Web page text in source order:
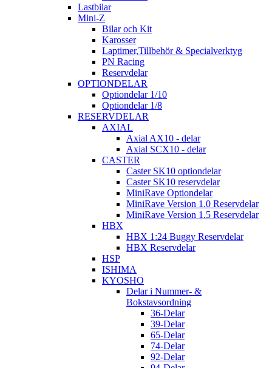
Lastbilar
Mini-Z
Bilar och Kit
Karosser
Laptimer,Tillbehör & Specialverktyg
PN Racing
Reservdelar
OPTIONDELAR
Optiondelar 1/10
Optiondelar 1/8
RESERVDELAR
AXIAL
Axial AX10 - delar
Axial SCX10 - delar
CASTER
Caster SK10 optiondelar
Caster SK10 reservdelar
MiniRave Optiondelar
MiniRave Version 1.0 Reservdelar
MiniRave Version 1.5 Reservdelar
HBX
HBX 1:24 Buggy Reservdelar
HBX Reservdelar
HSP
ISHIMA
KYOSHO
Delar i Nummer- &
Bokstavsordning
36-Delar
39-Delar
65-Delar
74-Delar
92-Delar